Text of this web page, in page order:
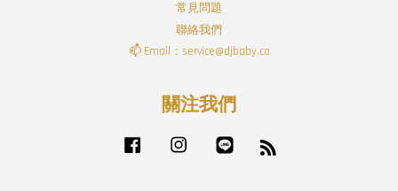
常見問題
聯絡我們
📫 Email：service@djbaby.co
關注我們
Facebook Instagram